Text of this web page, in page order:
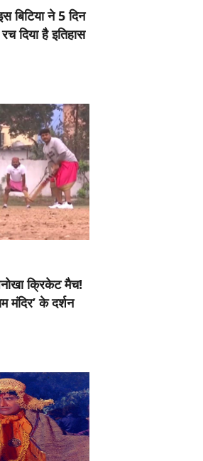
बिटिया ने 5 दिन
दिया है इतिहास
क्रिकेट मैच!
मंदिर’ के दर्शन